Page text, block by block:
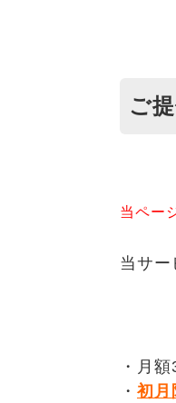
ご
当ペー
当サー
・月
・ 初月